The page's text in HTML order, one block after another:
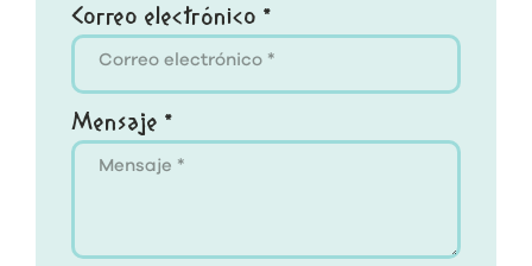
Correo electrónico *
Mensaje *